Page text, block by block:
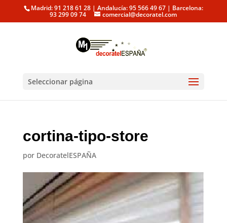
Madrid: 91 218 61 28 | Andalucía: 95 566 49 67 | Barcelona:
93 299 09 74 comercial@decoratel.com
Seleccionar página
cortina-tipo-store
por DecoratelESPAÑA